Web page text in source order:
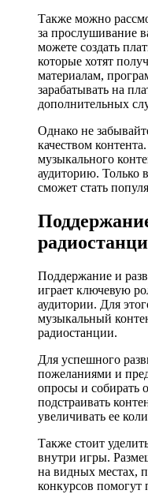
Также можно
за прослушивание
можете создать
которые хотят
материалам,
зарабатывать на
дополнительных
Однако не
качеством
музыкального
аудиторию. Только
сможет стать
Поддержание и
играет ключевую
аудитории. Для
музыкальный
радиостанции.
Для успешного
пожеланиями и
опросы и собирать
подстраивать
увеличивать ее
Также стоит
внутри игры.
на видных местах,
конкурсов помогут